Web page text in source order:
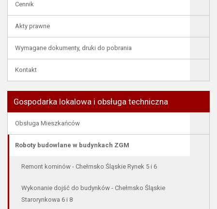
Cennik
Akty prawne
Wymagane dokumenty, druki do pobrania
Kontakt
Gospodarka lokalowa i obsługa techniczna
Obsługa Mieszkańców
Roboty budowlane w budynkach ZGM
Remont kominów - Chełmsko Śląskie Rynek 5 i 6
Wykonanie dojść do budynków - Chełmsko Śląskie
Starorynkowa 6 i 8